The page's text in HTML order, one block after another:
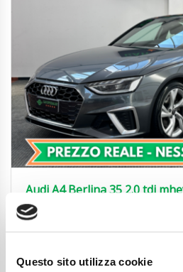
Questo sito utilizza cookie
Audi A4 Berlina 35 2.0 tdi
REAR|ACC|CARPLAY|18′
28.850€
Chilometraggio